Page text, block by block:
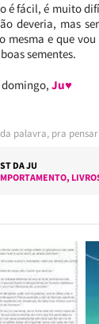
é fácil, é muito
deveria, mas
mesma e que
sementes.
domingo, Ju♥
palavra, pra pensar
DAJU
,